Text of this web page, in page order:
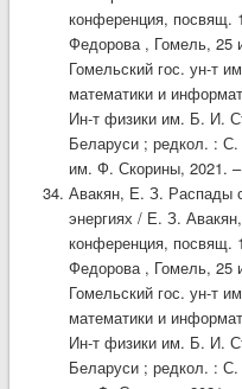
конференция, посвящ.
Федорова , Гомель, 25
Гомельский гос. ун-т
математики и
Ин-т физики им. Б. И.
Беларуси ; редкол. :
им. Ф. Скорины, 2021.
Авакян, Е. З. Распады
энергиях / Е. З.
конференция, посвящ.
Федорова , Гомель, 25
Гомельский гос. ун-т
математики и
Ин-т физики им. Б. И.
Беларуси ; редкол. :